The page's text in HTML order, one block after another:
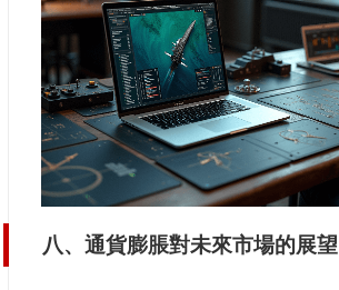
八、通貨膨脹對未來市場的展望